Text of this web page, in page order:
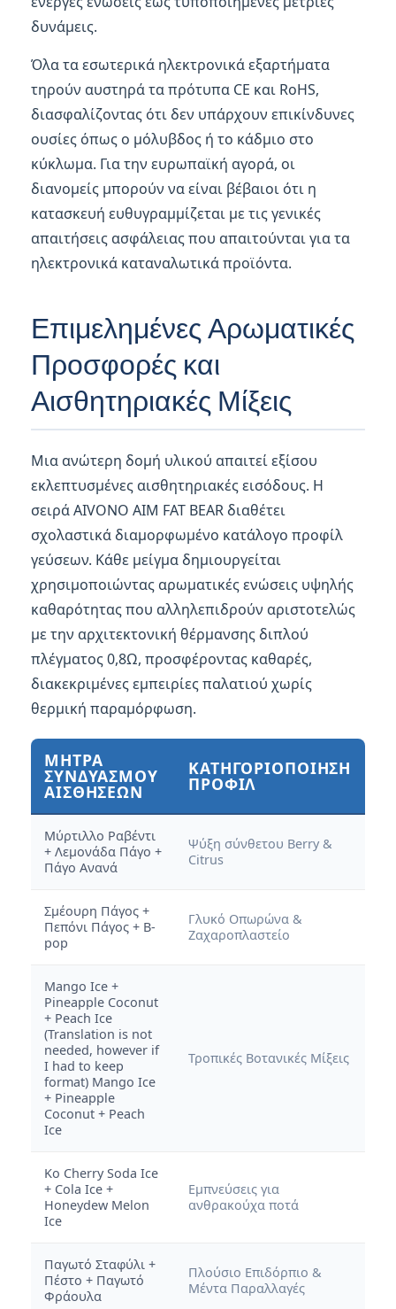
δυνάμεις.
Όλα τα εσωτερικά ηλεκτρονικά εξαρτήματα
τηρούν αυστηρά τα πρότυπα CE και RoHS,
διασφαλίζοντας ότι δεν υπάρχουν επικίνδυνες
ουσίες όπως ο μόλυβδος ή το κάδμιο στο
κύκλωμα. Για την ευρωπαϊκή αγορά, οι
διανομείς μπορούν να είναι βέβαιοι ότι η
κατασκευή ευθυγραμμίζεται με τις γενικές
απαιτήσεις ασφάλειας που απαιτούνται για τα
ηλεκτρονικά καταναλωτικά προϊόντα.
Επιμελημένες Αρωματικές
Προσφορές και
Αισθητηριακές Μίξεις
Μια ανώτερη δομή υλικού απαιτεί εξίσου
εκλεπτυσμένες αισθητηριακές εισόδους. Η
σειρά AIVONO AIM FAT BEAR διαθέτει
σχολαστικά διαμορφωμένο κατάλογο προφίλ
γεύσεων. Κάθε μείγμα δημιουργείται
χρησιμοποιώντας αρωματικές ενώσεις υψηλής
καθαρότητας που αλληλεπιδρούν αριστοτελώς
με την αρχιτεκτονική θέρμανσης διπλού
πλέγματος 0,8Ω, προσφέροντας καθαρές,
διακεκριμένες εμπειρίες παλατιού χωρίς
θερμική παραμόρφωση.
ΜΉΤΡΑ
ΣΥΝΔΥΑΣΜΟΎ
ΑΙΣΘΉΣΕΩΝ
ΚΑΤΗΓΟΡΙΟΠΟΊΗΣΗ
ΠΡΟΦΊΛ
Μύρτιλλο Ραβέντι
+ Λεμονάδα Πάγο +
Πάγο Ανανά
Ψύξη σύνθετου Berry &
Citrus
Σμέουρη Πάγος +
Πεπόνι Πάγος + B-
pop
Γλυκό Οπωρώνα &
Ζαχαροπλαστείο
Mango Ice +
Pineapple Coconut
+ Peach Ice
(Translation is not
needed, however if
I had to keep
format) Mango Ice
+ Pineapple
Coconut + Peach
Ice
Τροπικές Βοτανικές Μίξεις
Κο Cherry Soda Ice
+ Cola Ice +
Honeydew Melon
Ice
Εμπνεύσεις για
ανθρακούχα ποτά
Παγωτό Σταφύλι +
Πέστο + Παγωτό
Φράουλα
Πλούσιο Επιδόρπιο &
Μέντα Παραλλαγές